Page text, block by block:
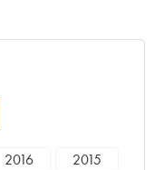
2016
2015